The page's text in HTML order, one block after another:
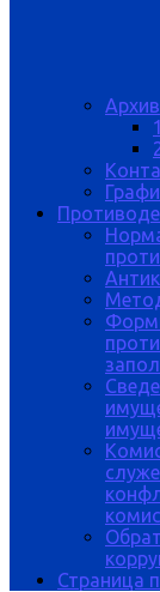
Архив
Страница